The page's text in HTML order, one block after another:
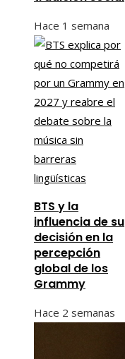
Hace 1 semana
BTS y la
influencia de su
decisión en la
percepción
global de los
Grammy
Hace 2 semanas